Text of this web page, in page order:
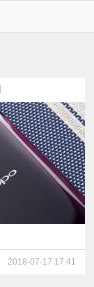
2018-07-17 17:41